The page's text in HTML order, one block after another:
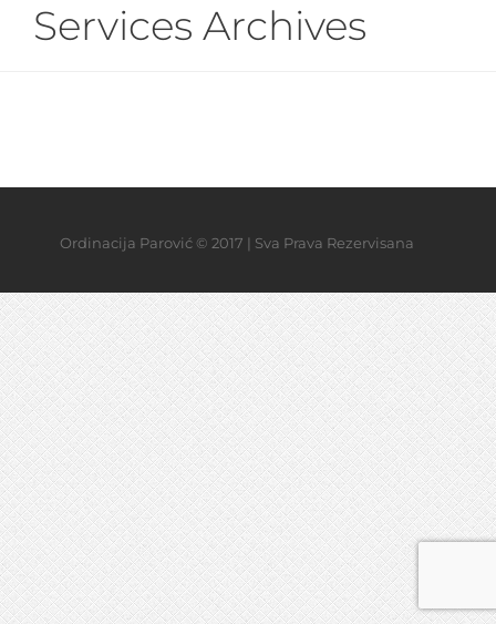
Services Archives
Ordinacija Parović © 2017 | Sva Prava Rezervisana